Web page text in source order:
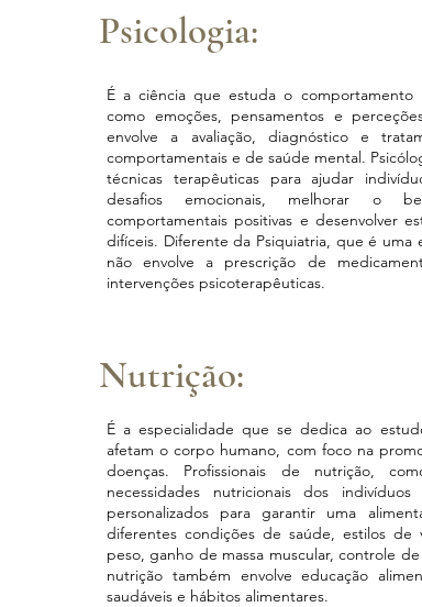
Psicologia:
É a ciência que estuda o comportamento
como emoções, pensamentos e
envolve a avaliação, diagnóstico e
comportamentais e de saúde mental.
técnicas terapêuticas para ajudar
desafios emocionais, melhorar o
comportamentais positivas e desenvolver
difíceis. Diferente da Psiquiatria, que é uma
não envolve a prescrição de
intervenções psicoterapêuticas.
É a especialidade que se dedica ao
afetam o corpo humano, com foco na
doenças. Profissionais de nutrição,
necessidades nutricionais dos
personalizados para garantir uma
diferentes condições de saúde, estilos
peso, ganho de massa muscular, controle
nutrição também envolve educação
saudáveis e hábitos alimentares.
Nutrição: